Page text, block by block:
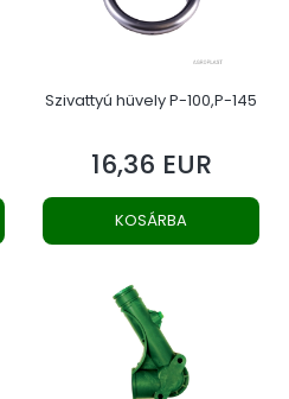
Szivattyú hüvely P-100,P-145
Ár
16,36 EUR
KOSÁRBA